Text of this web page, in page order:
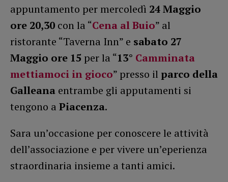
appuntamento per mercoledì 24 Maggio
ore 20,30 con la “Cena al Buio” al
ristorante “Taverna Inn” e sabato 27
Maggio ore 15 per la “13° Camminata
mettiamoci in gioco” presso il parco della
Galleana entrambe gli apputamenti si
tengono a Piacenza.
Sara un’occasione per conoscere le attività
dell’associazione e per vivere un’eperienza
straordinaria insieme a tanti amici.